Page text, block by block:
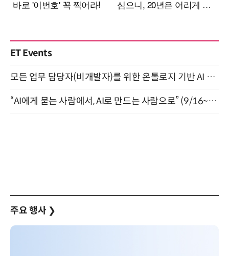
ET Events
모든 업무 담당자(비개발자)를 위한 온톨로지 기반 AI 지식체계 설계 1-day 워크숍 8월 20일 개최
“AI에게 묻는 사람에서, AI로 만드는 사람으로” (9/16~17)
주요 행사 ❯